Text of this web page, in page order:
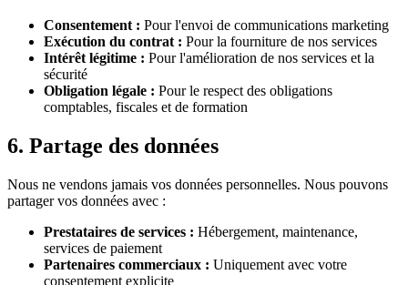
Consentement : Pour l'envoi de communications marketing
Exécution du contrat : Pour la fourniture de nos services
Intérêt légitime : Pour l'amélioration de nos services et la
sécurité
Obligation légale : Pour le respect des obligations
comptables, fiscales et de formation
6. Partage des données
Nous ne vendons jamais vos données personnelles. Nous pouvons
partager vos données avec :
Prestataires de services : Hébergement, maintenance,
services de paiement
Partenaires commerciaux : Uniquement avec votre
consentement explicite